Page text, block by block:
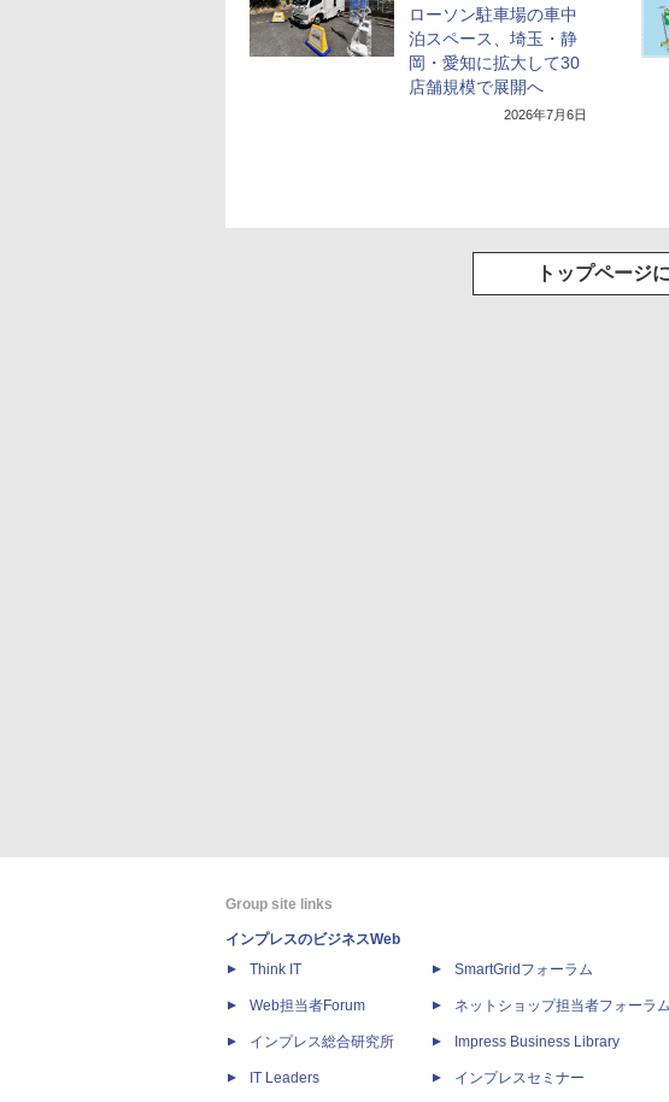
ローソン駐車場の車中
泊スペース、埼玉・静
岡・愛知に拡大して30
店舗規模で展開へ
2026年7月6日
トップページ
Group site links
インプレスのビジネスWeb
Think IT
Web担当者Forum
インプレス総合研究所
IT Leaders
SmartGridフォーラム
ネットショップ担当者フォーラム
Impress Business Library
インプレスセミナー